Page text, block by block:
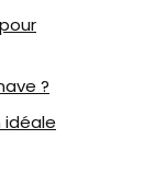
?
idéale